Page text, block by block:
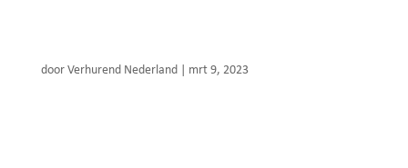
door Verhurend Nederland mrt 9, 2023